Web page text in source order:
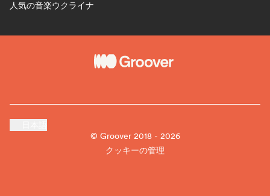
人気の音楽ウクライナ
© Groover 2018 - 2026
クッキーの管理